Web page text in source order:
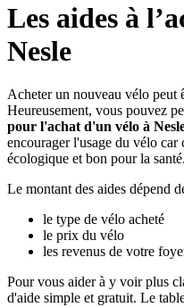
Les aides à
Nesle
Acheter un nouveau vélo peut
Heureusement, vous pouvez
pour l'achat d'un vélo à
encourager l'usage du vélo car
écologique et bon pour la santé.
Le montant des aides dépend
le type de vélo acheté
le prix du vélo
les revenus de votre
Pour vous aider à y voir plus
d'aide simple et gratuit. Le